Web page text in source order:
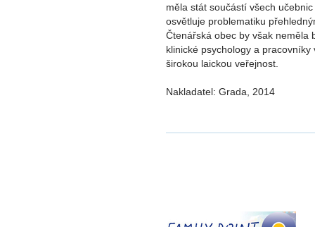
měla stát součástí všech
osvětluje problematiku
Čtenářská obec by však neměla
klinické psychology a
širokou laickou veřejnost.
Nakladatel: Grada, 2014